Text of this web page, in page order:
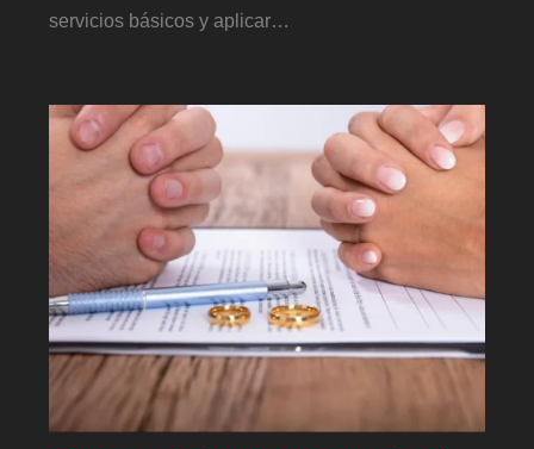
servicios básicos y aplicar…